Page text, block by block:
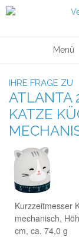
Menü
IHRE FRAGE ZU
ATLANTA
KATZE
Kurzzeitmesser
mechanisch,
cm, ca. 74,0 g